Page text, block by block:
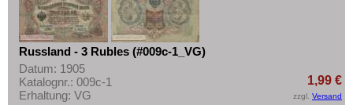
Russland - 3 Rubles (#009c-1_VG)
Datum: 1905
Katalognr.: 009c-1
Erhaltung: VG
1,99 €
zzgl. Versand